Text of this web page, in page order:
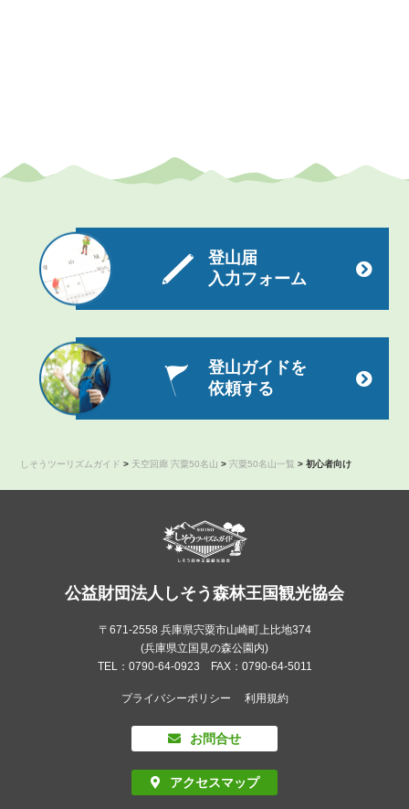
登山届
入力フォーム
登山ガイドを
依頼する
しそうツーリズムガイド > 天空回廊 宍粟50名山 >宍粟50名山一覧 >初心者向け
公益財団法人しそう森林王国観光協会
〒671-2558 兵庫県宍粟市山崎町上比地374
(兵庫県立国見の森公園内)
TEL：0790-64-0923 FAX：0790-64-5011
プライバシーポリシー 利用規約
お問合せ
アクセスマップ